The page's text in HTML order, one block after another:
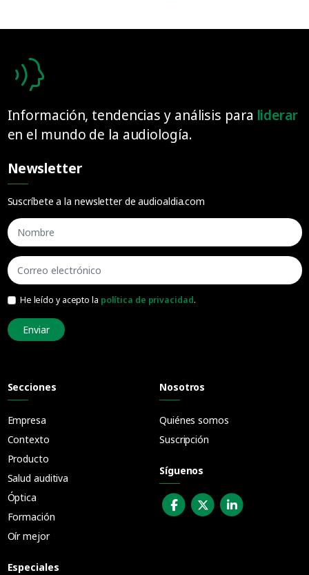
Información, tendencias y análisis para liderar
en el mundo de la audiología.
Newsletter
Suscríbete a la newsletter de audioaldia.com
He leído y acepto la política de privacidad.
Enviar
Secciones
Empresa
Contexto
Producto
Salud auditiva
Óptica
Formación
Oír mejor
Especiales
Nosotros
Quiénes somos
Suscripción
Síguenos